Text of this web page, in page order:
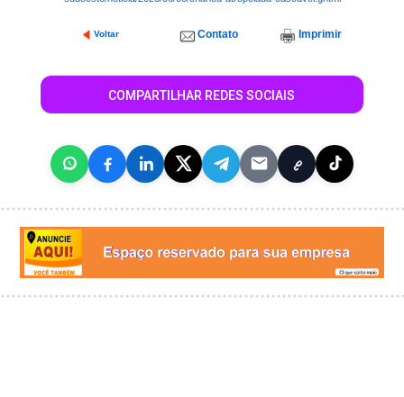
Voltar Contato Imprimir
COMPARTILHAR REDES SOCIAIS